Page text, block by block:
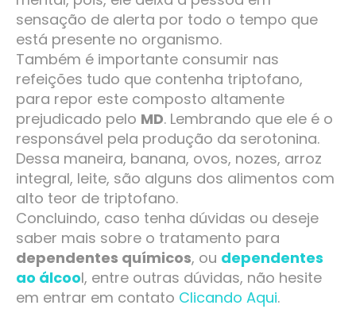
sensação de alerta por todo o tempo que
está presente no organismo.
Também é importante consumir nas
refeições tudo que contenha triptofano,
para repor este composto altamente
prejudicado pelo MD. Lembrando que ele é o
responsável pela produção da serotonina.
Dessa maneira, banana, ovos, nozes, arroz
integral, leite, são alguns dos alimentos com
alto teor de triptofano.
Concluindo, caso tenha dúvidas ou deseje
saber mais sobre o tratamento para
dependentes químicos, ou dependentes
ao álcool, entre outras dúvidas, não hesite
em entrar em contato Clicando Aqui.